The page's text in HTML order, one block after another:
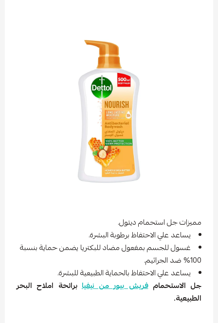
مميزات جل استحمام ديتول.
يساعد علي الاحتفاظ برطوبة البشرة.
غسول للجسم بمفعول مضاد للبكتريا يضمن حماية بنسبة
100% ضد الجراثيم.
يساعد علي الاحتفاظ بالحماية الطبيعية للبشرة.
جل الاستحمامفريش بيور من نيفيابرائحة املاح البحر
الطبيعية.